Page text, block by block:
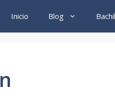
Inicio Blog